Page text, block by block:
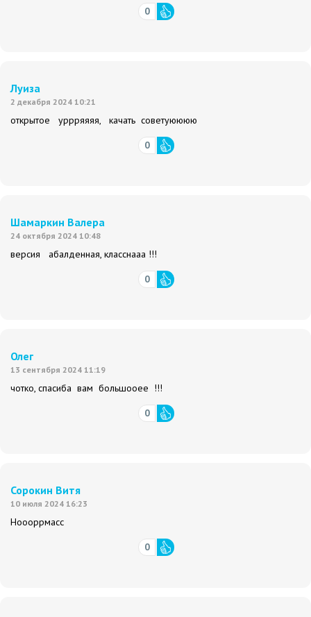
0
Луиза
2 декабря 2024 10:21
открытое уррряяяя, качать советуюююю
0
Шамаркин Валера
24 октября 2024 10:48
версия абалденная, класснааа !!!
0
Олег
13 сентября 2024 11:19
чотко, спасиба вам большооее !!!
0
Сорокин Витя
10 июля 2024 16:23
Ноооррмасс
0